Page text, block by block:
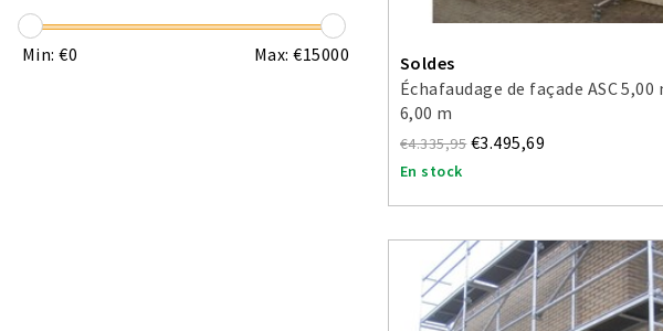
Min: €0 Max: €15000
Soldes
Échafaudage de façade ASC 5,00
6,00 m
€4.335,95 €3.495,69
En stock